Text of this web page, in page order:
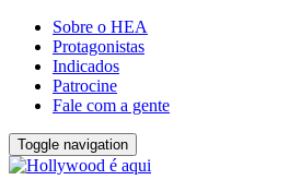
Sobre o HEA
Protagonistas
Indicados
Patrocine
Fale com a gente
Toggle navigation